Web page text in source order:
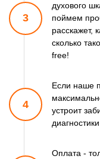
3
духового
поймем
расскажет,
сколько
free!
4
Если наше
устроит
Оплата -